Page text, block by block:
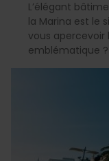
L’élégant
la Marina est le
vous apercevoir
emblématique ?